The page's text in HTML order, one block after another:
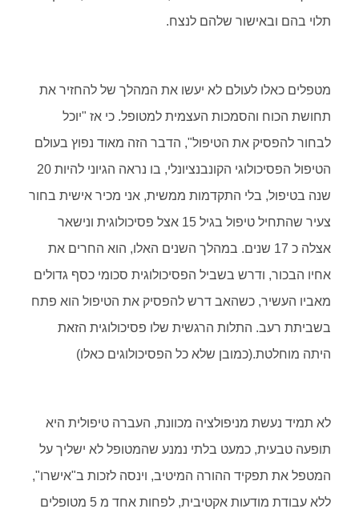
תלוי בהם ובאישור שלהם לנצח.
מטפלים כאלו לעולם לא יעשו את המהלך של להחזיר את
תחושת הכוח והסמכות העצמית למטופל. כי אז "יוכל
לבחור להפסיק את הטיפול", הדבר הזה מאוד נפוץ בעולם
הטיפול הפסיכולוגי הקונבנציונלי, בו נראה הגיוני להיות 20
שנה בטיפול, בלי התקדמות ממשית, אני מכיר אישית בחור
צעיר שהתחיל טיפול בגיל 15 אצל פסיכולוגית ונישאר
אצלה כ 17 שנים. במהלך השנים האלו, הוא החרים את
אחיו הבכור, ודרש בשביל הפסיכולוגית סכומי כסף גדולים
מאביו העשיר, כשהאב דרש להפסיק את הטיפול הוא פתח
בשביתת רעב. התלות הרגשית שלו פסיכולוגית הזאת
היתה מוחלטת.(כמובן שלא כל הפסיכולוגים כאלו)
לא תמיד נעשת מניפולציה מכוונת, העברה טיפולית היא
תופעה טבעית, כמעט בלתי נמנע שהמטופל לא ישליך על
המטפל את תפקיד ההורה המיטיב, וינסה לזכות ב"אישרו",
ללא עבודת מודעות אקטיבית, לפחות אחד מ 5 מטופלים